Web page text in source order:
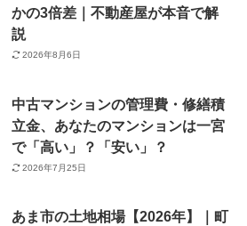
かの3倍差｜不動産屋が本音で解
説
2026年8月6日
中古マンションの管理費・修繕積
立金、あなたのマンションは一宮
で「高い」？「安い」？
2026年7月25日
あま市の土地相場【2026年】｜町